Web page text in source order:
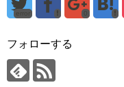
error 0
フォローする